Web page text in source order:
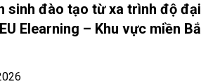
sinh đào tạo từ xa trình độ đại
Elearning – Khu vực miền